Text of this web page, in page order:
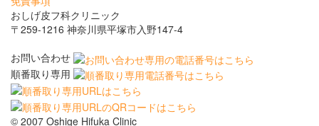
おしげ皮フ科クリニック
〒259-1216 神奈川県平塚市入野147-4
お問い合わせ
順番取り専用
© 2007 Oshige Hifuka Clinic